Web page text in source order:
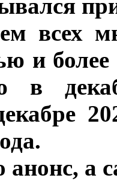
всех
и более
в
анонс, а